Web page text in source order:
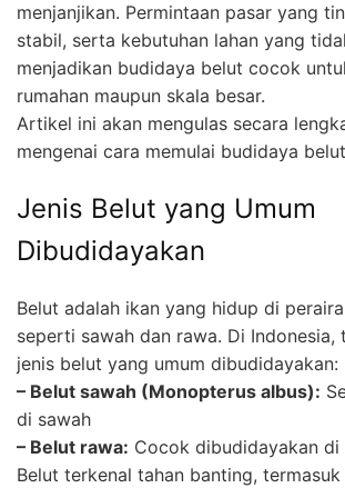
menjanjikan. Permintaan pasar yang
stabil, serta kebutuhan lahan yang
menjadikan budidaya belut cocok
rumahan maupun skala besar.
Artikel ini akan mengulas secara
mengenai cara memulai budidaya
Jenis Belut yang Umum
Dibudidayakan
Belut adalah ikan yang hidup di
seperti sawah dan rawa. Di Indonesia,
jenis belut yang umum dibudidayakan:
– Belut sawah (Monopterus albus):
di sawah
– Belut rawa: Cocok dibudidayakan di
Belut terkenal tahan banting,